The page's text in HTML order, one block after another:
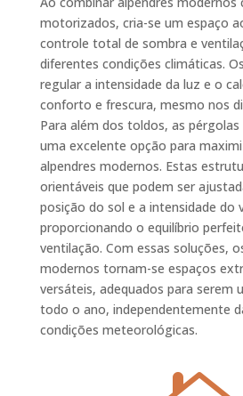
motorizados, cria-se um espaço
controle total de sombra e
diferentes condições climáticas.
regular a intensidade da luz e o
conforto e frescura, mesmo nos
Para além dos toldos, as
uma excelente opção para
alpendres modernos. Estas
orientáveis que podem ser
posição do sol e a intensidade do
proporcionando o equilíbrio
ventilação. Com essas soluções,
modernos tornam-se espaços
versáteis, adequados para serem
todo o ano, independentemente
condições meteorológicas.